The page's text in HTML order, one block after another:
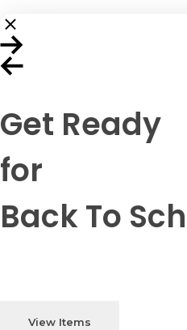
Get Ready
for
Back To
View Items